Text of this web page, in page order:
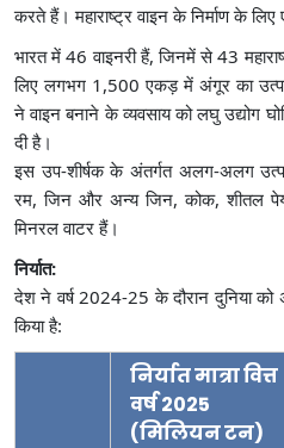
करते हैं। महाराष्ट्र वाइन के निर्माण के
भारत में 46 वाइनरी हैं, जिनमें से 43
लिए लगभग 1,500 एकड़ में अंगूर का
ने वाइन बनाने के व्यवसाय को लघु उद्योग
दी है।
इस उप-शीर्षक के अंतर्गत अलग-अलग
रम, जिन और अन्य जिन, कोक, शीतल पेय,
मिनरल वाटर हैं।
निर्यात:
देश ने वर्ष 2024-25 के दौरान दुनिया को
किया है:
निर्यात मात्रा वित्त
वर्ष 2025
(मिलियन टन)